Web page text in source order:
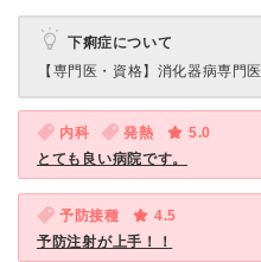
下痢症について
【専門医・資格】 消化器病専門医
内科 発熱
5.0
とても良い病院です。
予防接種
4.5
予防注射が上手！！